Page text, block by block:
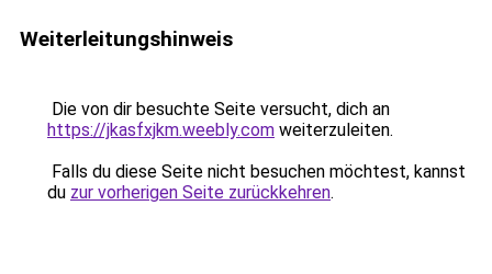
Weiterleitungshinweis
Die von dir besuchte Seite versucht, dich an
https://jkasfxjkm.weebly.com weiterzuleiten.
Falls du diese Seite nicht besuchen möchtest, kannst
du zur vorherigen Seite zurückkehren.